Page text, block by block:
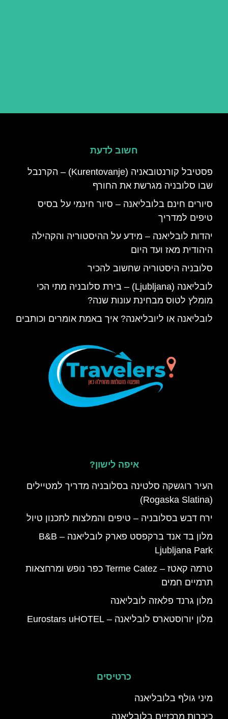
חשוב לדעת
פסטיבל קורנטובאניה (Kurentovanje) – הקרנבל
שבו סלובניה מגרשת את החורף
סיורים חינם בלובליאנה – סיור חינמי על בסיס
טיפים למדריך
יהדות לובליאנה – מידע על ההיסטוריה והקהילה
היהודית מאז ועד היום
סלובניה היסטוריה שחשוב להכיר
לובליאנה (Ljubljana) – בירת סלובניה מתי הכי
מומלץ לטוס מבחינת עונות שנה?
לובליאנה או ליובליאנה? איך באמת אומרים וכותבים
איפה לישון?
העיר רוגשקה סלטינה בסלובניה מדריך למטיילים
(Rogaska Slatina)
ירח דבש בסלובניה – טיפים והמלצות לתכנון טיול
מלון בד אנד ברקפסט פארק לובליאנה – B&B
Ljubljana Park
טרמה קאטז – Terme Catez כפר נופש ומרחצאות
תרמיים חמים
מלון גרנד פלאזה לובליאנה
מלון יורוסטארס לובליאנה – Eurostars uHOTEL
כרטיסים
מיני גולף בלובליאנה
כיכרות מרכזיים בלובליאנה